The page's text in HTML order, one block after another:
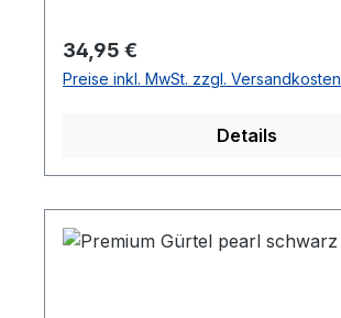
Regulärer Preis:
34,95 €
Preise inkl. MwSt. zzgl. Versandkosten
Details